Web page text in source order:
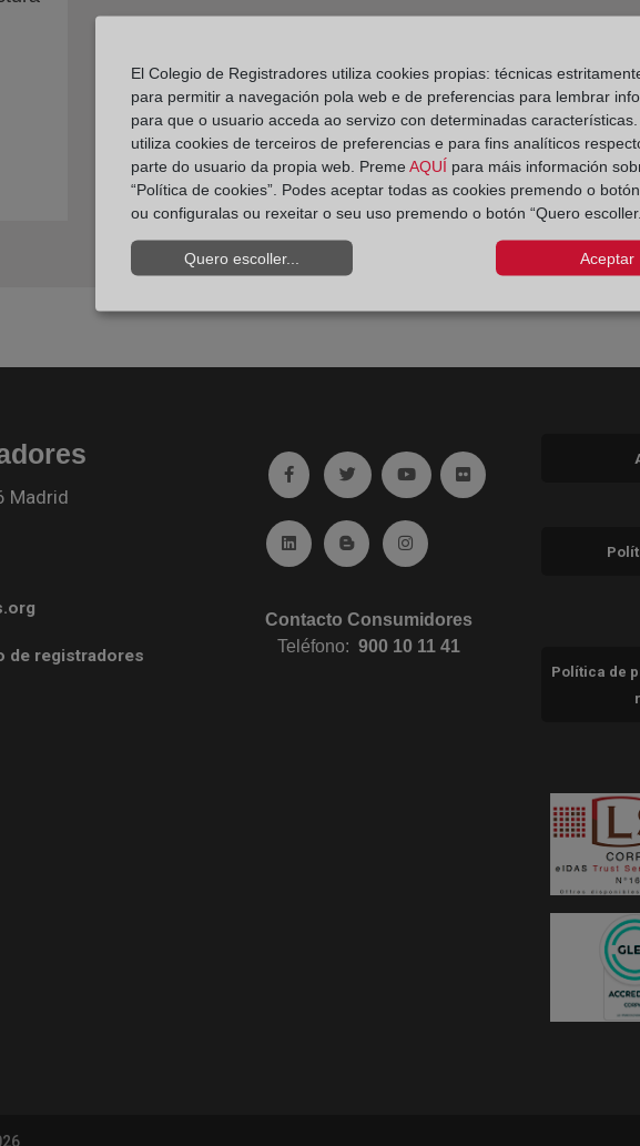
Madrid
de registradores
Ir a facebook (abre en ventana nueva)
Ir a twitter (abre en ventana nueva)
Ir a YouTube (abre en ventana
Ir a Flickr (abre en
Ir a Linkedin (abre en ventana nueva)
Ir al Blog (abre en ventana nueva)
Ir a Instagram (abre en ventana
Contacto Consumidores
Teléfono:900 10 11 41
Política de
El Colegio de Registradores utiliza cookies propias: técnicas
para permitir a navegación pola web e de preferencias para lembrar
para que o usuario acceda ao servizo con determinadas características.
utiliza cookies de terceiros de preferencias e para fins analíticos
parte do usuario da propia web. Preme AQUÍ para máis información
“Política de cookies”. Podes aceptar todas as cookies premendo o botón
ou configuralas ou rexeitar o seu uso premendo o botón “Quero
Quero escoller... Aceptar